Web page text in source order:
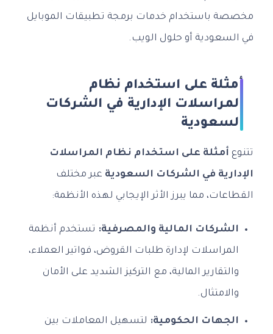
مخصصة باستخدام خدمات برمجة تطبيقات الموبايل
في السعودية أو حلول الويب.
أمثلة على استخدام نظام
المراسلات الإدارية في الشركات
السعودية
تتنوع أمثلة على استخدام نظام المراسلات
الإدارية في الشركات السعودية عبر مختلف
القطاعات، مما يبرز الأثر الإيجابي لهذه الأنظمة:
الشركات المالية والمصرفية: تستخدم أنظمة
المراسلات لإدارة طلبات القروض، فواتير العملاء،
والتقارير المالية، مع التركيز الشديد على الأمان
والامتثال.
الجهات الحكومية: لتسهيل المعاملات بين